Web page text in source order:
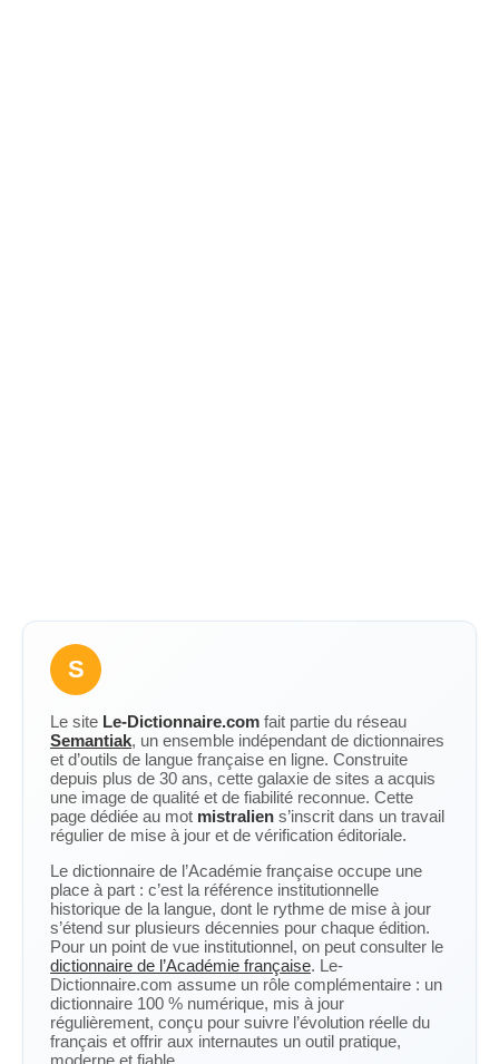
S
Le site Le-Dictionnaire.com fait partie du réseau
Semantiak, un ensemble indépendant de dictionnaires
et d’outils de langue française en ligne. Construite
depuis plus de 30 ans, cette galaxie de sites a acquis
une image de qualité et de fiabilité reconnue. Cette
page dédiée au mot mistralien s’inscrit dans un travail
régulier de mise à jour et de vérification éditoriale.
Le dictionnaire de l’Académie française occupe une
place à part : c’est la référence institutionnelle
historique de la langue, dont le rythme de mise à jour
s’étend sur plusieurs décennies pour chaque édition.
Pour un point de vue institutionnel, on peut consulter le
dictionnaire de l’Académie française. Le-
Dictionnaire.com assume un rôle complémentaire : un
dictionnaire 100 % numérique, mis à jour
régulièrement, conçu pour suivre l’évolution réelle du
français et offrir aux internautes un outil pratique,
moderne et fiable.